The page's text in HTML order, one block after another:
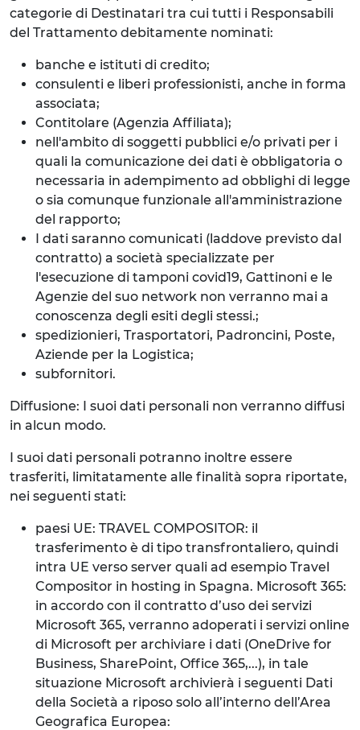
categorie di Destinatari tra cui tutti i Responsabili
del Trattamento debitamente nominati:
banche e istituti di credito;
consulenti e liberi professionisti, anche in forma
associata;
Contitolare (Agenzia Affiliata);
nell'ambito di soggetti pubblici e/o privati per i
quali la comunicazione dei dati è obbligatoria o
necessaria in adempimento ad obblighi di legge
o sia comunque funzionale all'amministrazione
del rapporto;
I dati saranno comunicati (laddove previsto dal
contratto) a società specializzate per
l'esecuzione di tamponi covid19, Gattinoni e le
Agenzie del suo network non verranno mai a
conoscenza degli esiti degli stessi.;
spedizionieri, Trasportatori, Padroncini, Poste,
Aziende per la Logistica;
subfornitori.
Diffusione: I suoi dati personali non verranno diffusi
in alcun modo.
I suoi dati personali potranno inoltre essere
trasferiti, limitatamente alle finalità sopra riportate,
nei seguenti stati:
paesi UE: TRAVEL COMPOSITOR: il
trasferimento è di tipo transfrontaliero, quindi
intra UE verso server quali ad esempio Travel
Compositor in hosting in Spagna. Microsoft 365:
in accordo con il contratto d’uso dei servizi
Microsoft 365, verranno adoperati i servizi online
di Microsoft per archiviare i dati (OneDrive for
Business, SharePoint, Office 365,...), in tale
situazione Microsoft archivierà i seguenti Dati
della Società a riposo solo all’interno dell’Area
Geografica Europea: